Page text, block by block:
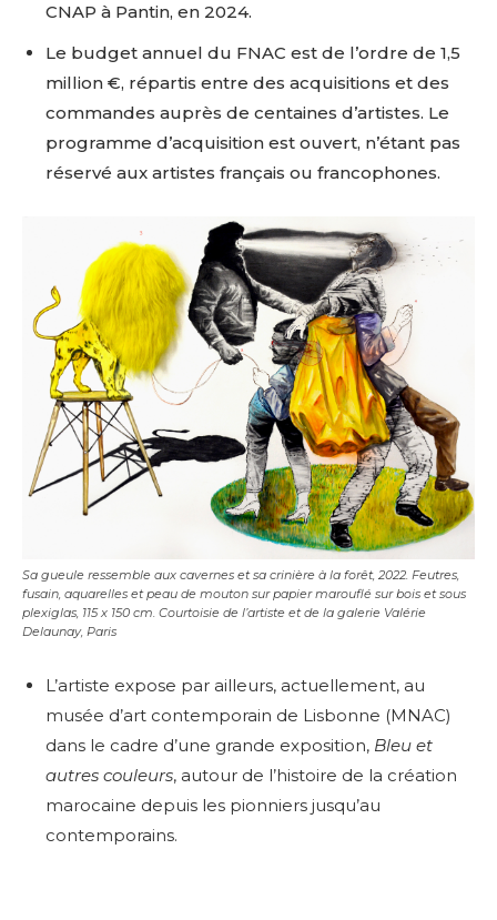
CNAP à Pantin, en 2024.
Le budget annuel du FNAC est de l’ordre de 1,5
million €, répartis entre des acquisitions et des
commandes auprès de centaines d’artistes. Le
programme d’acquisition est ouvert, n’étant pas
réservé aux artistes français ou francophones.
Sa gueule ressemble aux cavernes et sa crinière à la forêt, 2022. Feutres,
fusain, aquarelles et peau de mouton sur papier marouflé sur bois et sous
plexiglas, 115 x 150 cm. Courtoisie de l’artiste et de la galerie Valérie
Delaunay, Paris
L’artiste expose par ailleurs, actuellement, au
musée d’art contemporain de Lisbonne (MNAC)
dans le cadre d’une grande exposition, Bleu et
autres couleurs, autour de l’histoire de la création
marocaine depuis les pionniers jusqu’au
contemporains.